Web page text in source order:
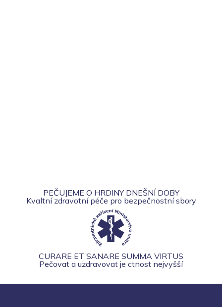
PEČUJEME O HRDINY DNEŠNÍ DOBY
Kvaltní zdravotní péče pro bezpečnostní sbory
CURARE ET SANARE SUMMA VIRTUS
Pečovat a uzdravovat je ctnost nejvyšší